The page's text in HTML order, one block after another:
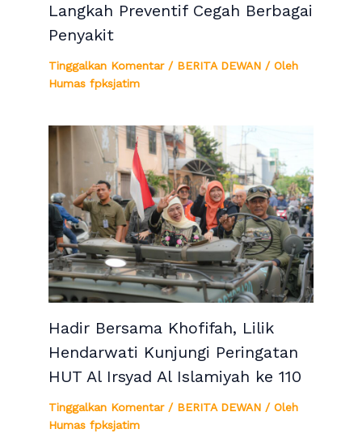
Langkah Preventif Cegah Berbagai
Penyakit
Tinggalkan Komentar / BERITA DEWAN / Oleh
Humas fpksjatim
Hadir Bersama Khofifah, Lilik
Hendarwati Kunjungi Peringatan
HUT Al Irsyad Al Islamiyah ke 110
Tinggalkan Komentar / BERITA DEWAN / Oleh
Humas fpksjatim